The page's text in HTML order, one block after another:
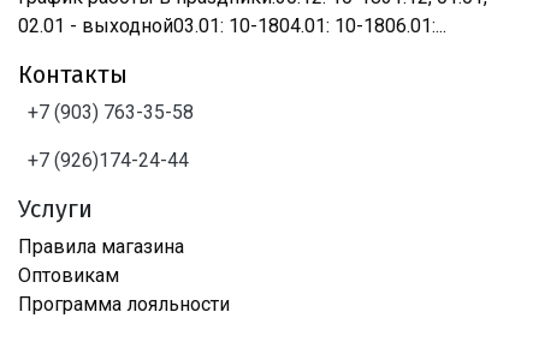
02.01 - выходной03.01: 10-1804.01: 10-1806.01:...
Контакты
+7 (903) 763-35-58
+7 (926)174-24-44
Услуги
Правила магазина
Оптовикам
Программа лояльности